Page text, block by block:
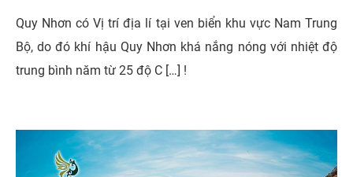
Quy Nhơn có Vị trí địa lí tại ven biển khu vực Nam Trung
Bộ, do đó khí hậu Quy Nhơn khá nắng nóng với nhiệt độ
trung bình năm từ 25 độ C […] !